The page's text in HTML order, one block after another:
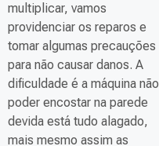
multiplicar, vamos
providenciar os reparos e
tomar algumas precauções
para não causar danos. A
dificuldade é a máquina não
poder encostar na parede
devida está tudo alagado,
mais mesmo assim as